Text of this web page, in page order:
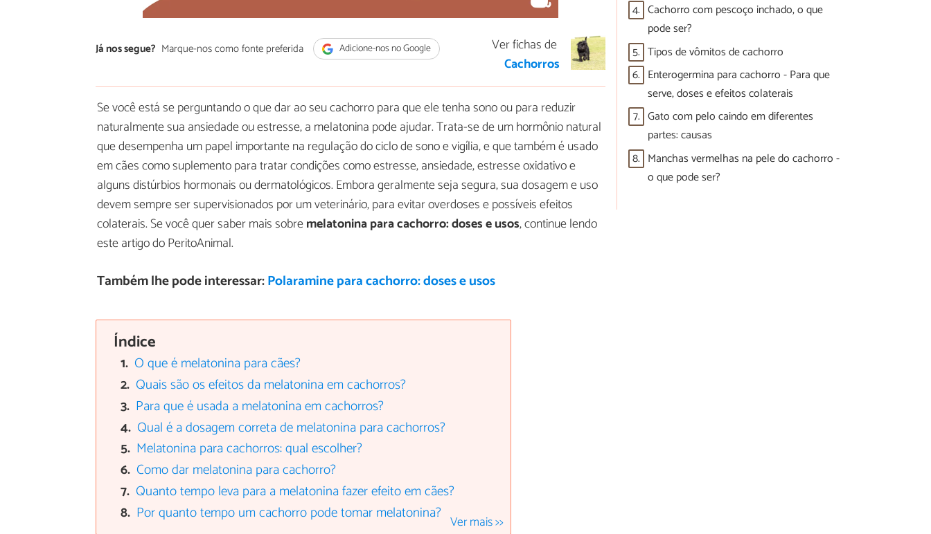
Já nos segue? Marque-nos como fonte preferida Adicione-nos no Google
Ver fichas de
Cachorros
Se você está se perguntando o que dar ao seu cachorro para que ele tenha sono ou para reduzir
naturalmente sua ansiedade ou estresse, a melatonina pode ajudar. Trata-se de um hormônio natural
que desempenha um papel importante na regulação do ciclo de sono e vigília, e que também é usado
em cães como suplemento para tratar condições como estresse, ansiedade, estresse oxidativo e
alguns distúrbios hormonais ou dermatológicos. Embora geralmente seja segura, sua dosagem e uso
devem sempre ser supervisionados por um veterinário, para evitar overdoses e possíveis efeitos
colaterais. Se você quer saber mais sobremelatonina para cachorro: doses e usos, continue lendo
este artigo do PeritoAnimal.
Também lhe pode interessar:Polaramine para cachorro: doses e usos
Índice
O que é melatonina para cães?
Quais são os efeitos da melatonina em cachorros?
Para que é usada a melatonina em cachorros?
Qual é a dosagem correta de melatonina para cachorros?
Melatonina para cachorros: qual escolher?
Como dar melatonina para cachorro?
Quanto tempo leva para a melatonina fazer efeito em cães?
Por quanto tempo um cachorro pode tomar melatonina? Ver mais >>
4. Cachorro com pescoço inchado, o que
pode ser?
5. Tipos de vômitos de cachorro
6. Enterogermina para cachorro - Para que
serve, doses e efeitos colaterais
7. Gato com pelo caindo em diferentes
partes: causas
8. Manchas vermelhas na pele do cachorro -
o que pode ser?